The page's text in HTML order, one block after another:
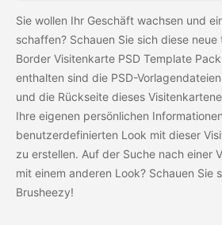
Sie wollen Ihr Geschäft wachsen und
schaffen? Schauen Sie sich diese
Border Visitenkarte PSD Template
enthalten sind die PSD-
und die Rückseite dieses
Ihre eigenen persönlichen
benutzerdefinierten Look mit dieser
zu erstellen. Auf der Suche nach einer
mit einem anderen Look? Schauen Sie
Brusheezy!